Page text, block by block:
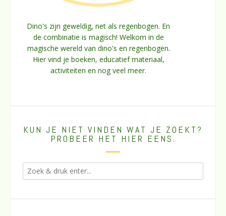
Dino's zijn geweldig, net als regenbogen. En
de combinatie is magisch! Welkom in de
magische wereld van dino's en regenbogen.
Hier vind je boeken, educatief materiaal,
activiteiten en nog veel meer.
KUN JE NIET VINDEN WAT JE ZOEKT?
PROBEER HET HIER EENS.